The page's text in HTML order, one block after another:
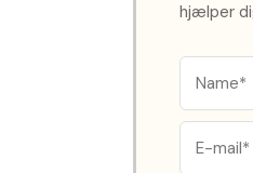
hjælper